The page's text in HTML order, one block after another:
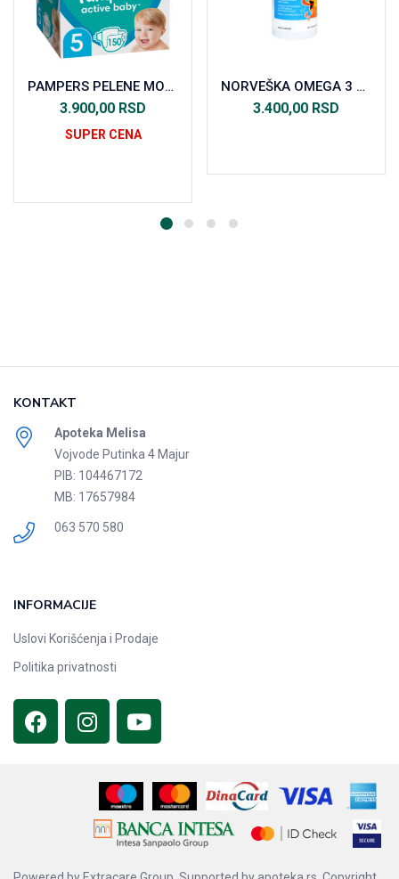
PAMPERS PELENE MONTHLY PACK VEL. 5 (150KOM)
3.900,00 RSD
SUPER CENA
NORVEŠKA OMEGA 3 ZA DECU 120 KOMADA
3.400,00 RSD
KONTAKT
Apoteka Melisa
Vojvode Putinka 4 Majur
PIB: 104467172
MB: 17657984
063 570 580
INFORMACIJE
Uslovi Korišćenja i Prodaje
Politika privatnosti